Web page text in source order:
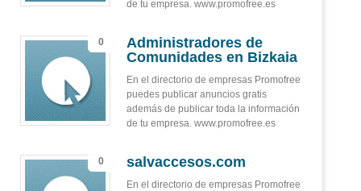
de tu empresa. www.promofree.es
0
Administradores de
Comunidades en Bizkaia
En el directorio de empresas Promofree
puedes publicar anuncios gratis
además de publicar toda la información
de tu empresa. www.promofree.es
0 salvaccesos.com
En el directorio de empresas Promofree